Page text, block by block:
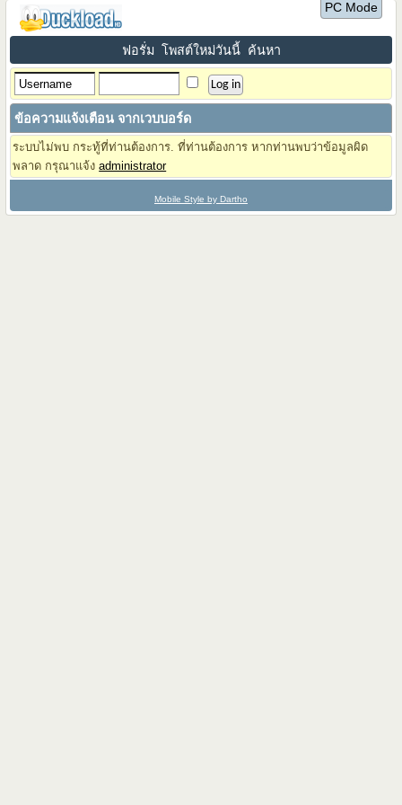
PC Mode
ฟอรั่ม โพสต์ใหม่วันนี้ ค้นหา
ข้อความแจ้งเตือน จากเวบบอร์ด
ระบบไม่พบ กระทู้ที่ท่านต้องการ. ที่ท่านต้องการ หากท่านพบว่าข้อมูลผิด
พลาด กรุณาแจ้งadministrator
Mobile Style by Dartho